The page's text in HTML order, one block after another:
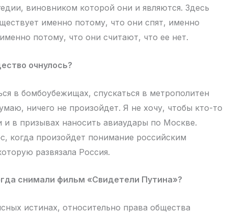
виновником которой они и являются. Здесь
именно потому, что они спят, именно
потому, что они считают, что ее нет.
очнулось?
в бомбоубежищах, спускаться в метрополитен
ничего не произойдет. Я не хочу, чтобы кто-то
в призывах наносить авиаудары по Москве.
когда произойдет понимание российским
развязала Россия.
снимали фильм «Свидетели Путина»?
истинах, относительно права общества